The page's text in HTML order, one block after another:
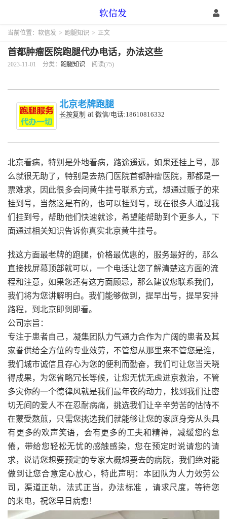
当前位置： 软信发 > 跑腿知识 > 正文
首都肿瘤医院跑腿代办电话，办法这些
2023-11-01 分类： 跑腿知识 阅读(75)
北京老牌跑腿
长按复制 at 微信/电话:18610816332
北京看病，特别是外地看病，路途遥远，如果还挂上号，那
么就很无助了，特别是去热门医院首都肿瘤医院，那都是一
票难求，因此很多会问黄牛挂号联系方式，想通过贩子的来
挂到号，当然这是有的，也可以挂到号，现在很多人通过我
们挂到号，帮助他们快速就诊，希望能帮助到个更多人，下
面通过相关知识告诉你真实北京黄牛挂号。
找这方面最老牌的跑腿，价格最优惠的，服务最好的，那么
直接找屏幕顶部就可以，一个电话让您了解清楚这方面的流
程和注意，如果您还有这方面顾忌，那么建议您联系我们，
我们将为您讲解明白。我们能够做到，提早出号，提早安排
路程，到北京即到即看。
公司宗旨：
专注于患者自己，凝集团队力气通力合作为广阔的患者及其
家眷供给全方位的专业效劳，不管您从那里来不管您是谁，
我们城市诚信且存心为您的便利而勤奋，我们可让您当天晓
得成果，为您省略冗长等候，让您无忧无虑进京救治，不管
多灾你的一个德律风就是我们最年夜的动力，找到我们让密
切无间的爱人不在忍耐病痛，挑选我们让辛辛劳苦的怙恃不
在蒙受熬煎，只需您挑选我们就能够让您的家庭身旁从头具
有更多的欢声笑语，会有更多的工夫和精神，减缓您的怠
倦，带给您轻松无忧的感触感染，您在预定时说请您的请
求，说请您想要预定的专家大概想要去的病院，我们绝对能
做到让您合意定心放心，特此声明：本团队为人力效劳公
司，渠道正轨，法式正当，办法标准 ，请求尺度，等待您
的来电，祝您早日病愈！